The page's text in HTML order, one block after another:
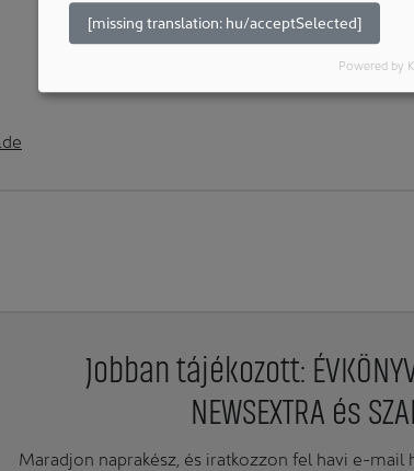
További cikkek ezekhez a
Jobban tájékozott:
NEWSEXTRA és
Maradjon naprakész, és iratkozzon fel havi e-mail
[missing translation: hu/acceptSelected]
Powered by